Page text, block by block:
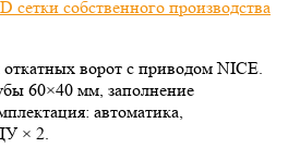
ворот с приводом NICE.
60×40 мм, заполнение
автоматика,
× 2.